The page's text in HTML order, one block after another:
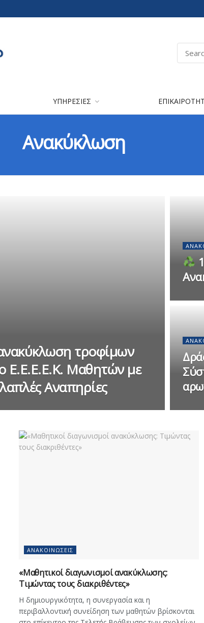
ΥΠΗΡΕΣΙΕΣ
Ανακύκλωση
τροφίμων
Ε.Ε.Ε.Ε.Κ. Μαθητών με
Αναπηρίες
ΑΝΑΚΟΙΝΏΣΕΙΣ
«Μαθητικοί διαγωνισμοί ανακύκλωσης:
Τιμώντας τους διακριθέντες»
Η δημιουργικότητα, η συνεργασία και η
περιβαλλοντική συνείδηση των μαθητών βρίσκονται